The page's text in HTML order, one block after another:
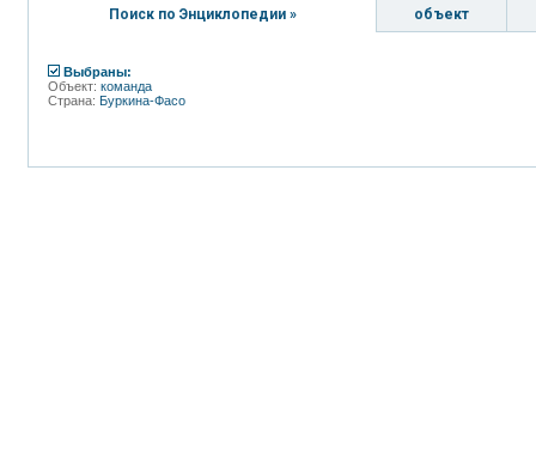
Поиск по Энциклопедии »
объект
Выбраны:
Объект: команда
Страна: Буркина-Фасо